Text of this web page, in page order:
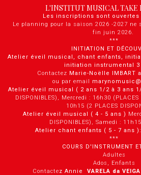
L'INSTITUT MUSICAL TAKE
Les inscriptions sont
Le planning pour la saison 2026 -2027 ne
fin juin 2026.
***
INITIATION ET
Atelier éveil musical, chant enfants,
initiation instrumental 3
Contactez Marie-Noëlle IMBART
ou par email
Atelier éveil musical ( 2 ans 1/2 à 3 ans
DISPONIBLES), Mercredi : 16h30
10h15 (2 PLACES
Atelier éveil musical ( 4 - 5 ans )
DISPONIBLES), Samedi :
Atelier chant enfants ( 5 - 7 ans
***
COURS D'INSTRUMENT
Adultes
Ados, Enfants
Contactez Annie VARELA da
Panneau de gestion des cookies